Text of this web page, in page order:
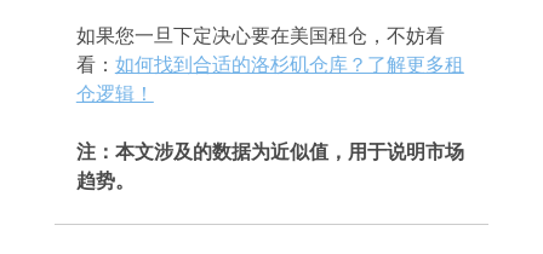
如果您一旦下定决心要在美国租仓，不妨看
看： 如何找到合适的洛杉矶仓库？了解更多租
仓逻辑！
注：本文涉及的数据为近似值，用于说明市场
趋势。